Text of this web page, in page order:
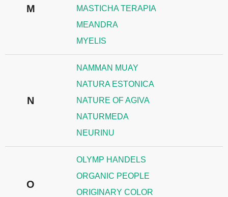
M
MASTICHA TERAPIA
MEANDRA
MYELIS
N
NAMMAN MUAY
NATURA ESTONICA
NATURE OF AGIVA
NATURMEDA
NEURINU
O
OLYMP HANDELS
ORGANIC PEOPLE
ORIGINARY COLOR